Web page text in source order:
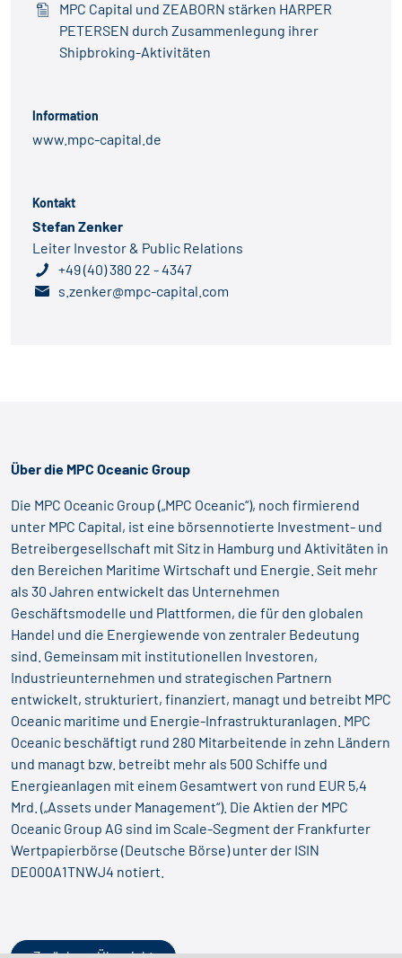
MPC Capital und ZEABORN stärken HARPER
PETERSEN durch Zusammenlegung ihrer
Shipbroking-Aktivitäten
Information
www.mpc-capital.de
Kontakt
Stefan Zenker
Leiter Investor & Public Relations
+49 (40) 380 22 - 4347
s.zenker@mpc-capital.com
Über die MPC Oceanic Group
Die MPC Oceanic Group („MPC Oceanic“), noch firmierend
unter MPC Capital, ist eine börsennotierte Investment- und
Betreibergesellschaft mit Sitz in Hamburg und Aktivitäten in
den Bereichen Maritime Wirtschaft und Energie. Seit mehr
als 30 Jahren entwickelt das Unternehmen
Geschäftsmodelle und Plattformen, die für den globalen
Handel und die Energiewende von zentraler Bedeutung
sind. Gemeinsam mit institutionellen Investoren,
Industrieunternehmen und strategischen Partnern
entwickelt, strukturiert, finanziert, managt und betreibt MPC
Oceanic maritime und Energie-Infrastrukturanlagen. MPC
Oceanic beschäftigt rund 280 Mitarbeitende in zehn Ländern
und managt bzw. betreibt mehr als 500 Schiffe und
Energieanlagen mit einem Gesamtwert von rund EUR 5,4
Mrd. („Assets under Management“). Die Aktien der MPC
Oceanic Group AG sind im Scale-Segment der Frankfurter
Wertpapierbörse (Deutsche Börse) unter der ISIN
DE000A1TNWJ4 notiert.